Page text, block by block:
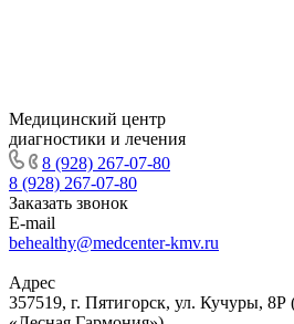
Медицинский центр
диагностики и лечения
8 (928) 267-07-80
8 (928) 267-07-80
Заказать звонок
E-mail
behealthy@medcenter-kmv.ru
Адрес
357519, г. Пятигорск, ул. Кучуры,